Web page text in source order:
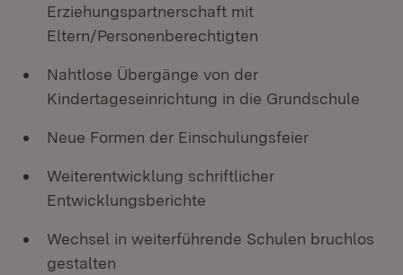
Erziehungspartnerschaft mit
Eltern/Personenberechtigten
Nahtlose Übergänge von der
Kindertageseinrichtung in die Grundschule
Neue Formen der Einschulungsfeier
Weiterentwicklung schriftlicher
Entwicklungsberichte
Wechsel in weiterführende Schulen bruchlos
gestalten